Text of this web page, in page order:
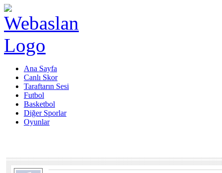
Ana Sayfa
Canlı Skor
Taraftarın Sesi
Futbol
Basketbol
Diğer Sporlar
Oyunlar